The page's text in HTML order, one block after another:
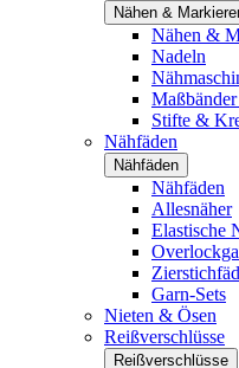
Nähen &
Nähen &
Nadeln
Stifte &
Nähfäden
Nähfäden
Nähfäden
Allesnäher
Elastische
Garn-Sets
Nieten & Ösen
Reißverschlüsse
Reißverschlüsse